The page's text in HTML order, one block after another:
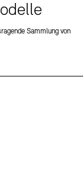
Sammlung von